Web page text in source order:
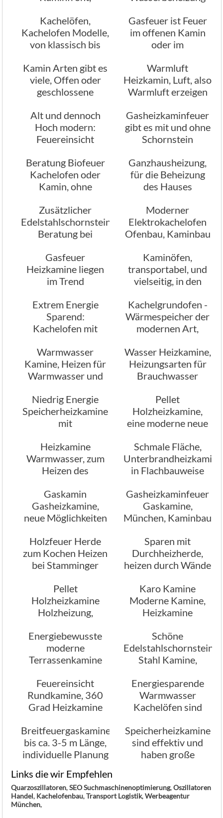
hätten Sie gerne
Kachelöfen,
Kachelofen Modelle,
von klassisch bis
Gasfeuer ist Feuer
im offenen Kamin
oder im
Kamin
Kamin Arten gibt es
viele, Offen oder
geschlossene
oder modern
Warmluft
Heizkamin, Luft, also
Warmluft erzeigen
Alt und dennoch
Hoch modern:
Feuereinsicht
Gasheizkaminfeuer
gibt es mit und ohne
Schornstein
Beratung Biofeuer
Kachelofen oder
Kamin, ohne
Bioalkohol
betrieben
Ganzhausheizung,
für die Beheizung
des Hauses
Zusätzlicher
Edelstahlschornstein?
Beratung bei
Kaminbau München
Moderner
Elektrokachelofen
Ofenbau, Kaminbau
Gasfeuer
Heizkamine liegen
im Trend
Kaminöfen,
transportabel, und
vielseitig, in den
Ausführungen
Extrem Energie
Sparend:
Kachelofen mit
Kachelgrundofen -
Wärmespeicher der
modernen Art,
Stamminger
München
Warmwasser
Kamine, Heizen für
Warmwasser und
Wasser Heizkamine,
Heizungsarten für
Brauchwasser
Niedrig Energie
Speicherheizkamine
mit
Pellet
Holzheizkamine,
eine moderne neue
Heizkamine
Warmwasser, zum
Heizen des
Heisswasser
Schmale Fläche,
in Flachbauweise
Gaskamin
Gasheizkamine,
neue Möglichkeiten
Gasheizkaminfeuer
Gaskamine,
München, Kaminbau
Holzfeuer Herde
zum Kochen Heizen
bei Stamminger
Sparen mit
Durchheizherde,
heizen durch Wände
Pellet
Holzheizkamine
Holzheizung,
Ofenbau
Karo Kamine
Moderne Kamine,
Heizkamine
Energiebewusste
moderne
Terrassenkamine
Gasfeuer
Schöne
Edelstahlschornstein
Stahl Kamine,
Rauchabzugs
Feuereinsicht
Rundkamine, 360
Grad Heizkamine
Beliebtheit
Energiesparende
Warmwasser
Kachelöfen sind
leistungsfähig
Breitfeuergaskamine
bis ca. 3-5 m Länge,
individuelle Planung
Speicherheizkamine
sind effektiv und
haben große
Stamminger
München
Links die wir Empfehlen
Quarzoszillatoren,SEO Suchmaschinenoptimierung,Oszillatoren
Handel, Kachelofenbau,Transport Logistik,Werbeagentur
München,